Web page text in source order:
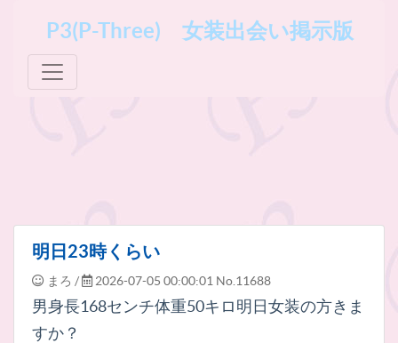
P3(P-Three) 女装出会い掲示版
明日23時くらい
まろ / 2026-07-05 00:00:01 No.11688
男身長168センチ体重50キロ明日女装の方きま
すか？